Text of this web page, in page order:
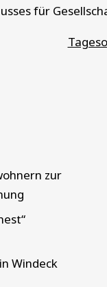
für
zur
Windeck